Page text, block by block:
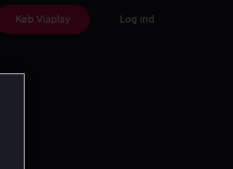
Køb Viaplay Log ind